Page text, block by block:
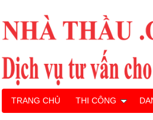
TRANG CHỦ THI CÔNG